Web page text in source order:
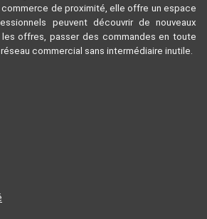
de proximité, elle offre un espace
peuvent découvrir de nouveaux
les offres, passer des commandes en toute
commercial sans intermédiaire inutile.